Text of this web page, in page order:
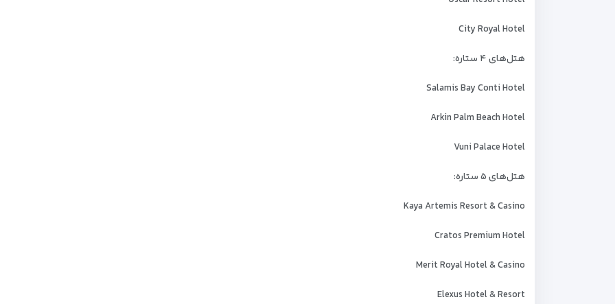
City Royal Hotel
هتل‌های ۴ ستاره:
Salamis Bay Conti Hotel
Arkin Palm Beach Hotel
Vuni Palace Hotel
هتل‌های ۵ ستاره:
Kaya Artemis Resort & Casino
Cratos Premium Hotel
Merit Royal Hotel & Casino
Elexus Hotel & Resort